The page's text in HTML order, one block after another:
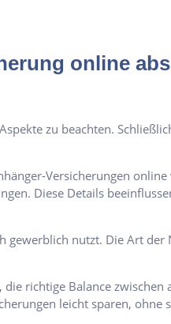
online
zu beachten.
Versicherungen
Diese Details
nutzt. Die Art der
richtige Balance zwischen
leicht sparen, ohne